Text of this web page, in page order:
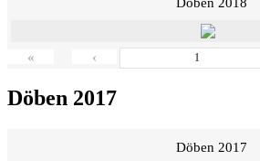
« ‹
Döben 2017
Döben 2017